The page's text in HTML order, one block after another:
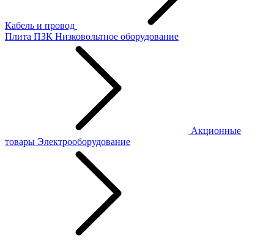
Кабель и провод
Плита ПЗК Низковольтное оборудование
Акционные
товары Электрооборудование